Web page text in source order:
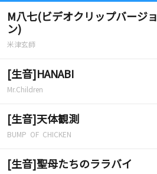
M八七(ビデオクリップバージョ
ン)
米津玄師
[生音]HANABI
Mr.Children
[生音]天体観測
BUMP OF CHICKEN
[生音]聖母たちのララバイ